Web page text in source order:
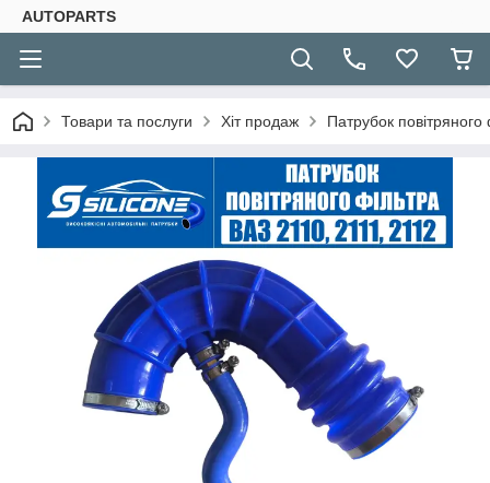
AUTOPARTS
Товари та послуги Хіт продаж Патрубок